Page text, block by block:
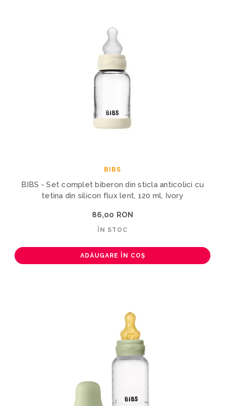
BIBS
BIBS - Set complet biberon din sticla anticolici cu
tetina din silicon flux lent, 120 ml, Ivory
86,00 RON
ÎN STOC
ADĂUGARE ÎN COȘ